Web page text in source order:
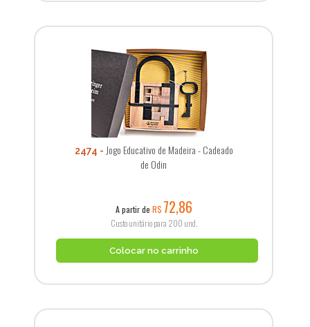
2474
Jogo Educativo de Madeira - Cadeado
de Odin
A partir de R$ 72,86
Custo unitário para 200 und.
Colocar no carrinho